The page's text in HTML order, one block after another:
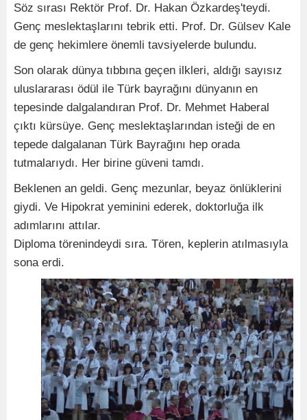
Söz sırası Rektör Prof. Dr. Hakan Özkardeş'teydi.
Genç meslektaşlarını tebrik etti. Prof. Dr. Gülsev Kale
de genç hekimlere önemli tavsiyelerde bulundu.
Son olarak dünya tıbbına geçen ilkleri, aldığı sayısız
uluslararası ödül ile Türk bayrağını dünyanın en
tepesinde dalgalandıran Prof. Dr. Mehmet Haberal
çıktı kürsüye. Genç meslektaşlarından isteği de en
tepede dalgalanan Türk Bayrağını hep orada
tutmalarıydı. Her birine güveni tamdı.
Beklenen an geldi. Genç mezunlar, beyaz önlüklerini
giydi. Ve Hipokrat yeminini ederek, doktorluğa ilk
adımlarını attılar.
Diploma törenindeydi sıra. Tören, keplerin atılmasıyla
sona erdi.